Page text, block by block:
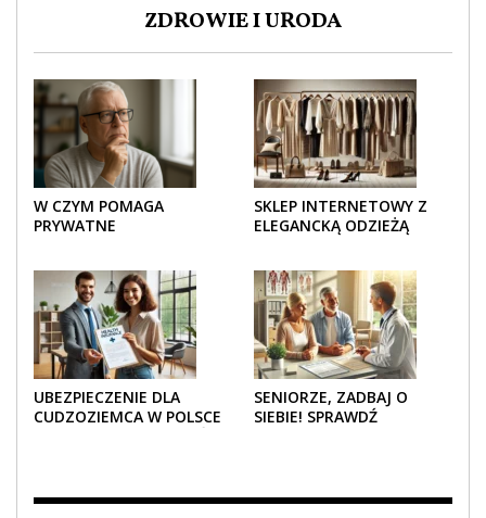
ZDROWIE I URODA
W CZYM POMAGA
PRYWATNE
SKLEP INTERNETOWY Z
ELEGANCKĄ ODZIEŻĄ
UBEZPIECZENIE DLA
CUDZOZIEMCA W POLSCE
SENIORZE, ZADBAJ O
SIEBIE! SPRAWDŹ